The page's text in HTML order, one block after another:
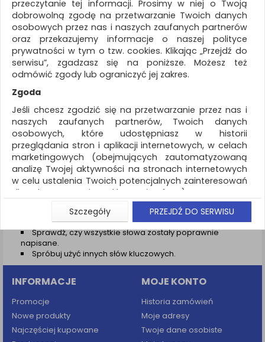
WSZYSTKIE KATEGORIE
FILTRY
Więcej
REKLAMA
AKTUALNOŚCI
Wyniki wyszukiwania
NIE ZNALEZIONO PRODUKTÓW
Nie odnaleziono produktów wg przyjętych kryteriów
PODPOWIEDZI
Zmień kryteria wyszukiwania zaznaczając inne filtry i
wyszukaj ponownie
Sprawdź, czy wszystkie słowa zostały poprawnie
napisane.
Spróbuj użyć innych słów kluczowych.
INFORMACJE
Promocje
Nowe produkty
Najczęściej kupowane
MOJE KONTO
Historia zamówień
Moje adresy
Twoje dane osobiste
przeczytanie tej informacji. Prosimy w niej o Twoją
dobrowolną zgodę na przetwarzanie Twoich danych
osobowych przez nas i naszych zaufanych partnerów
oraz przekazujemy informacje o naszej polityce
prywatności w tym o tzw. cookies. Klikając „Przejdź do
serwisu”, zgadzasz się na poniższe. Możesz też
odmówić zgody lub ograniczyć jej zakres.
Zgoda
Jeśli chcesz zgodzić się na przetwarzanie przez nas i
naszych zaufanych partnerów, Twoich danych
osobowych, które udostępniasz w historii
przeglądania stron i aplikacji internetowych, w celach
marketingowych (obejmujących zautomatyzowaną
analizę Twojej aktywności na stronach internetowych
w celu ustalenia Twoich potencjalnych zainteresowań
dla dostosowania reklamy i oferty), w tym na
umieszczanie tzw. cookies na Twoich urządzeniach i
ich odczytywanie, kliknij przycisk „Przejdź do serwisu”.
Jeśli nie chcesz wyrazić zgody lub ograniczyć jej
zakres, kliknij „Szczegóły”, gdzie znajdziesz wszelkie
informacje o tym jak to zrobić . Te same informacje
znajdziesz także na podstronie z naszą polityką
prywatności obowiązującą od 25 maja 2018.
W przypadku użytkowników zalogowanych, aby
umożliwić prawidłową realizację Umowy z Państwem i
związane z tym prawidłowe działanie naszej strony
www, a w szczególności np. wysłanie potwierdzenia
Szczegóły PRZEJDŹ DO SERWISU